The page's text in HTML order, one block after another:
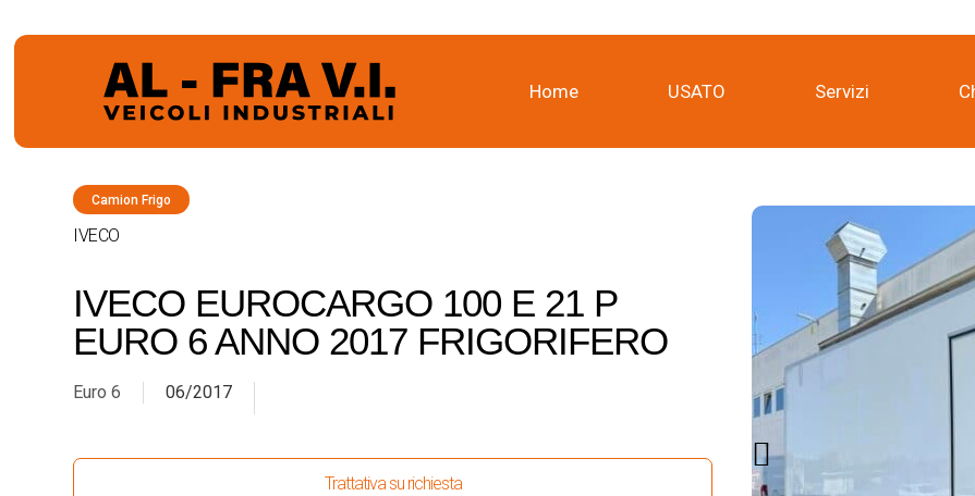
Home USATO Servizi
Camion Frigo
IVECO
IVECO EUROCARGO 100 E 21 P
EURO 6 ANNO 2017 FRIGORIFERO
Euro 6 06/2017
Trattativa su richiesta